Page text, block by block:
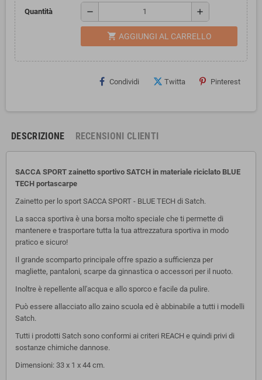
Quantità remove add
shopping_cart AGGIUNGI AL CARRELLO
Condividi Twitta Pinterest
DESCRIZIONE RECENSIONI CLIENTI
SACCA SPORT zainetto sportivo SATCH in materiale riciclato BLUE
TECH portascarpe
Zainetto per lo sport SACCA SPORT - BLUE TECH di Satch.
La sacca sportiva è una borsa molto speciale che ti permette di
mantenere e trasportare tutta la tua attrezzatura sportiva in modo
pratico e sicuro!
Il grande scomparto principale offre spazio a sufficienza per
magliette, pantaloni, scarpe da ginnastica o accessori per il nuoto.
Inoltre è repellente all'acqua e allo sporco e facile da pulire.
Può essere allacciato allo zaino scuola ed è abbinabile a tutti i modelli
Satch.
Tutti i prodotti Satch sono conformi ai criteri REACH e quindi privi di
sostanze chimiche dannose.
Dimensioni: 33 x 1 x 44 cm.